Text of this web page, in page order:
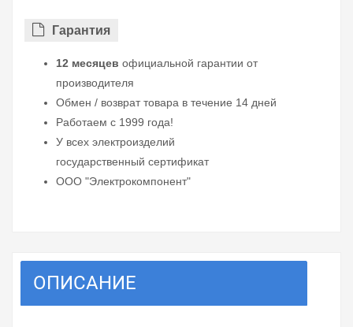
Гарантия
12 месяцев официальной гарантии от
производителя
Обмен / возврат товара в течение 14 дней
Работаем с 1999 года!
У всех электроизделий
государственный сертификат
ООО "Электрокомпонент"
ОПИСАНИЕ